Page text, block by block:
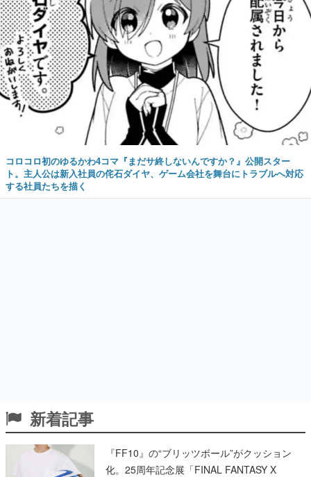
コロコロ初のゆるかわ4コマ『まだサ終しないんですか？』公開スター
ト。主人公は新入社員の侘石ダイヤ、ゲーム会社を舞台にトラブルへ対応
する社員たちを描く
新着記事
『FF10』の“ブリッツボール”がクッション
化。25周年記念展「FINAL FANTASY X